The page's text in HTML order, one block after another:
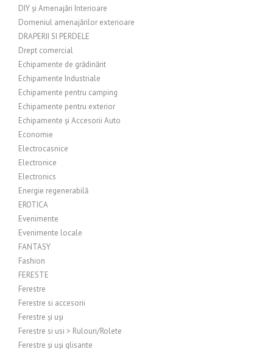
DIY și Amenajări Interioare
Domeniul amenajărilor exterioare
DRAPERII SI PERDELE
Drept comercial
Echipamente de grădinărit
Echipamente Industriale
Echipamente pentru camping
Echipamente pentru exterior
Echipamente și Accesorii Auto
Economie
Electrocasnice
Electronice
Electronics
Energie regenerabilă
EROTICA
Evenimente
Evenimente locale
FANTASY
Fashion
FERESTE
Ferestre
Ferestre si accesorii
Ferestre și uși
Ferestre si usi > Rulouri/Rolete
Ferestre și uși glisante